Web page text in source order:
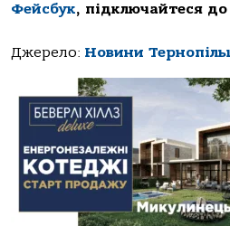
Фейсбук, підключайтеся
Джерело: Новини